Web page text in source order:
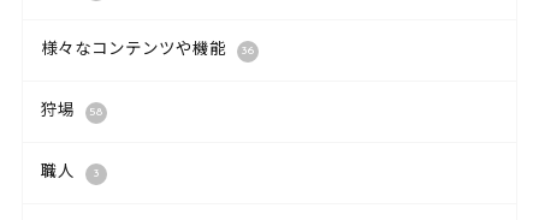
様々なコンテンツや機能 36
狩場 58
職人 3